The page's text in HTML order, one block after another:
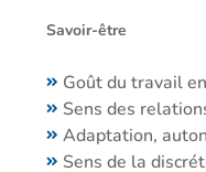
Savoir-être
Goût du travail
Sens des
Adaptation,
Sens de la